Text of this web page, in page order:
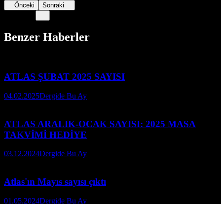
Önceki Sonraki
Benzer Haberler
ATLAS ŞUBAT 2025 SAYISI
04.02.2025Dergide Bu Ay
ATLAS ARALIK-OCAK SAYISI: 2025 MASA
TAKVİMİ HEDİYE
03.12.2024Dergide Bu Ay
Atlas'ın Mayıs sayısı çıktı
01.05.2024Dergide Bu Ay